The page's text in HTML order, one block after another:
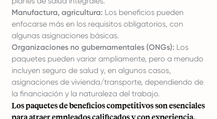
Manufactura, agricultura: Los beneficios pueden
enfocarse más en los requisitos obligatorios, con
algunas asignaciones básicas.
Organizaciones no gubernamentales (ONGs): Los
paquetes pueden variar ampliamente, pero a menudo
incluyen seguro de salud y, en algunos casos,
asignaciones de vivienda/transporte, dependiendo de
la financiación y la naturaleza del trabajo.
Los paquetes de beneficios competitivos son esenciales
para atraer empleados calificados y con experiencia,